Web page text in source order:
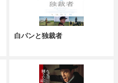
白パンと独裁者